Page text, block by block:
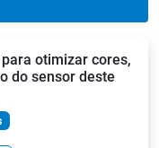
otimizar cores,
do sensor deste